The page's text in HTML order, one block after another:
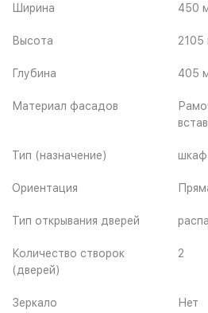
Ширина 450
Высота 2105
Глубина 405
Материал фасадов
Тип (назначение)
Ориентация
Тип открывания дверей
Количество створок
(дверей)
2
Зеркало Нет